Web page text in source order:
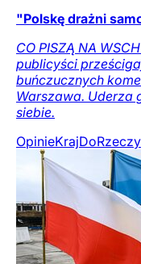
"Polskę drażni
CO PISZĄ NA
publicyści
buńczucznych
Warszawa. Uderza
siebie.
OpinieKraj